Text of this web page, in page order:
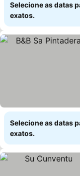
Selecione as datas
exatos.
Selecione as datas
exatos.